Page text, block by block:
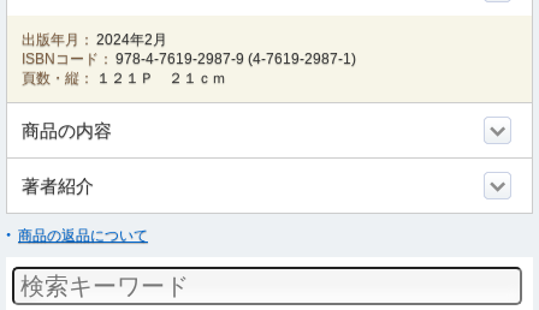
出版年月： 2024年2月
ISBNコード： 978-4-7619-2987-9 (4-7619-2987-1)
頁数・縦：
１２１Ｐ ２１ｃｍ
商品の内容
著者紹介
商品の返品について